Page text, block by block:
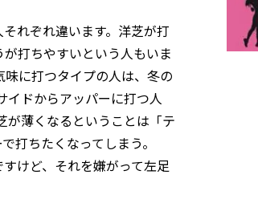
れぞれ違います。洋芝が打
打ちやすいという人もいま
に打つタイプの人は、冬の
ドからアッパーに打つ人
が薄くなるということは「テ
打ちたくなってしまう。
けど、それを嫌がって左足